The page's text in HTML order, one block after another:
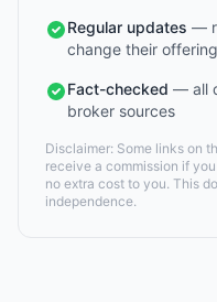
Regular updates —
change their
Fact-checked — all
broker sources
Disclaimer: Some links on
receive a commission if
no extra cost to you. This
independence.